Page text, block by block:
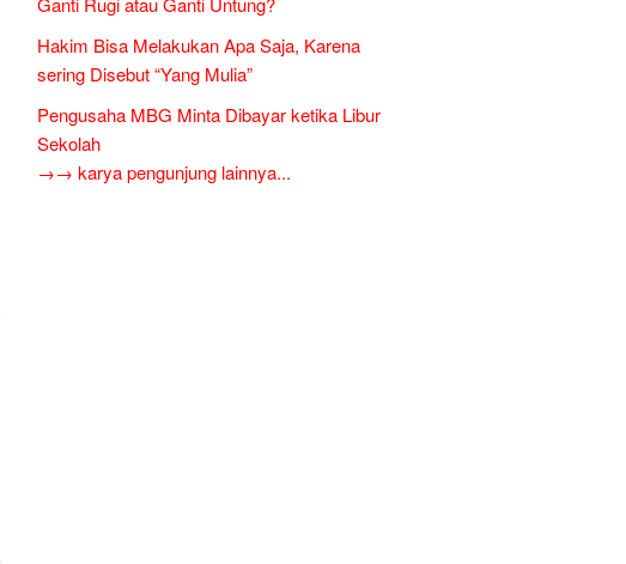
Hakim Bisa Melakukan Apa Saja, Karena
sering Disebut “Yang Mulia”
Pengusaha MBG Minta Dibayar ketika Libur
Sekolah
→→ karya pengunjung lainnya...